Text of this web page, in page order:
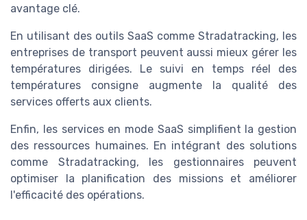
avantage clé.
En utilisant des outils SaaS comme Stradatracking, les
entreprises de transport peuvent aussi mieux gérer les
températures dirigées. Le suivi en temps réel des
températures consigne augmente la qualité des
services offerts aux clients.
Enfin, les services en mode SaaS simplifient la gestion
des ressources humaines. En intégrant des solutions
comme Stradatracking, les gestionnaires peuvent
optimiser la planification des missions et améliorer
l'efficacité des opérations.